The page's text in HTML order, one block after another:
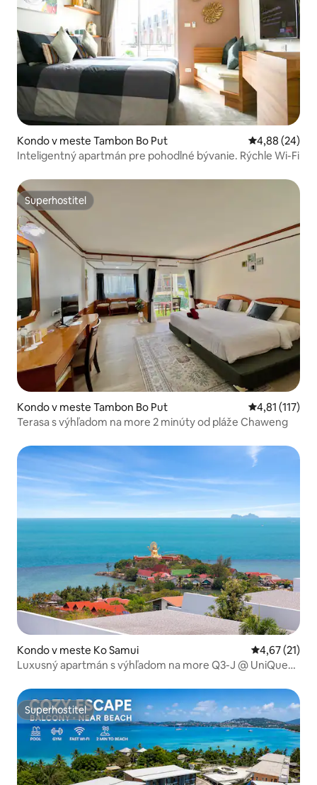
Kondo v meste Tambon Bo Put Priemerné
4,88 (24)
Inteligentný apartmán pre pohodlné bývanie. Rýchle Wi-Fi
Superhostiteľ
Superhostiteľ
Kondo v meste Tambon Bo Put Priemerné
4,81 (117)
Terasa s výhľadom na more 2 minúty od pláže Chaweng
Kondo v meste Ko Samui Priemerné
4,67 (21)
Luxusný apartmán s výhľadom na more Q3-J @ UniQue
Superhostiteľ
Superhostiteľ